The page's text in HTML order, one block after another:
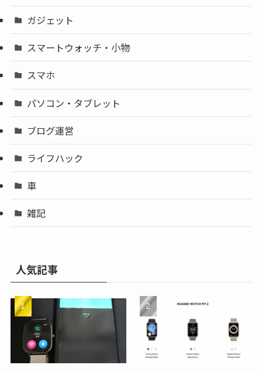
ガジェット
スマートウォッチ・小物
スマホ
パソコン・タブレット
ブログ運営
ライフハック
車
雑記
人気記事